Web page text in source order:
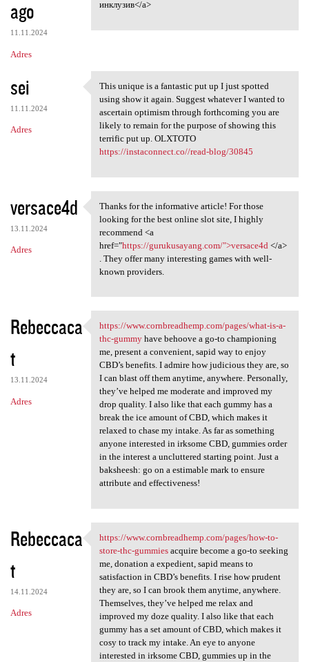
ago
11.11.2024
Adres
инклузив</a>
sei
11.11.2024
Adres
This unique is a fantastic
This unique is a fantastic put up I just spotted
using show it again. Suggest whatever I wanted to
ascertain optimism through forthcoming you are
likely to remain for the purpose of showing this
terrific put up. OLXTOTO
https://instaconnect.co//read-blog/30845
versace4d
13.11.2024
Adres
Thanks for the informative
Thanks for the informative article! For those
looking for the best online slot site, I highly
recommend <a
href="https://gurukusayang.com/">versace4d </a>
. They offer many interesting games with well-
known providers.
Rebeccaca
t
13.11.2024
Adres
https://www.cornbreadhemp.com
https://www.cornbreadhemp.com/pages/what-is-a-
thc-gummyhave behoove a go-to championing
me, present a convenient, sapid way to enjoy
CBD’s benefits. I admire how judicious they are, so
I can blast off them anytime, anywhere. Personally,
they’ve helped me moderate and improved my
drop quality. I also like that each gummy has a
break the ice amount of CBD, which makes it
relaxed to chase my intake. As far as something
anyone interested in irksome CBD, gummies order
in the interest a uncluttered starting point. Just a
baksheesh: go on a estimable mark to ensure
attribute and effectiveness!
Rebeccaca
t
14.11.2024
Adres
https://www.cornbreadhemp.com
https://www.cornbreadhemp.com/pages/how-to-
store-thc-gummiesacquire become a go-to seeking
me, donation a expedient, sapid means to
satisfaction in CBD’s benefits. I rise how prudent
they are, so I can brook them anytime, anywhere.
Themselves, they’ve helped me relax and
improved my doze quality. I also like that each
gummy has a set amount of CBD, which makes it
cosy to track my intake. An eye to anyone
interested in irksome CBD, gummies up in the